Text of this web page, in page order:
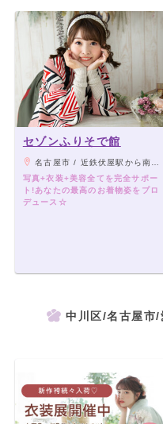
セゾンふりそで館
名古屋市 / 近鉄伏屋駅から南へ徒歩8分
写真+衣装+美容全てを完全サポー
ト!あなたの最高のお着物姿をプロ
デュース☆
中川区/名古屋市